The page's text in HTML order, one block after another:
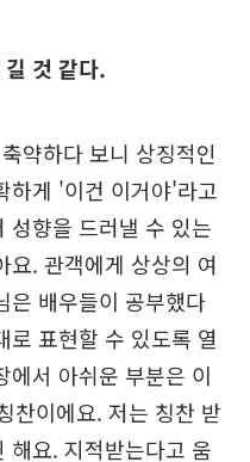
것 같다.
약하다 보니 상징적인
하게 '이건 이거야'라고
성향을 드러낼 수 있는
요. 관객에게 상상의 여
은 배우들이 공부했다
로 표현할 수 있도록 열
에서 아쉬운 부분은 이
찬이에요. 저는 칭찬 받
해요. 지적받는다고 움